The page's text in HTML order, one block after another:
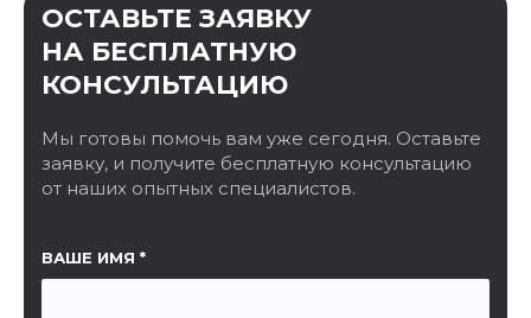
ОСТАВЬТЕ ЗАЯВКУ
НА БЕСПЛАТНУЮ
КОНСУЛЬТАЦИЮ
Мы готовы помочь вам уже сегодня. Оставьте
заявку, и получите бесплатную консультацию
от наших опытных специалистов.
ВАШЕ ИМЯ
ССЫЛКА НА СТРАНИЦУ